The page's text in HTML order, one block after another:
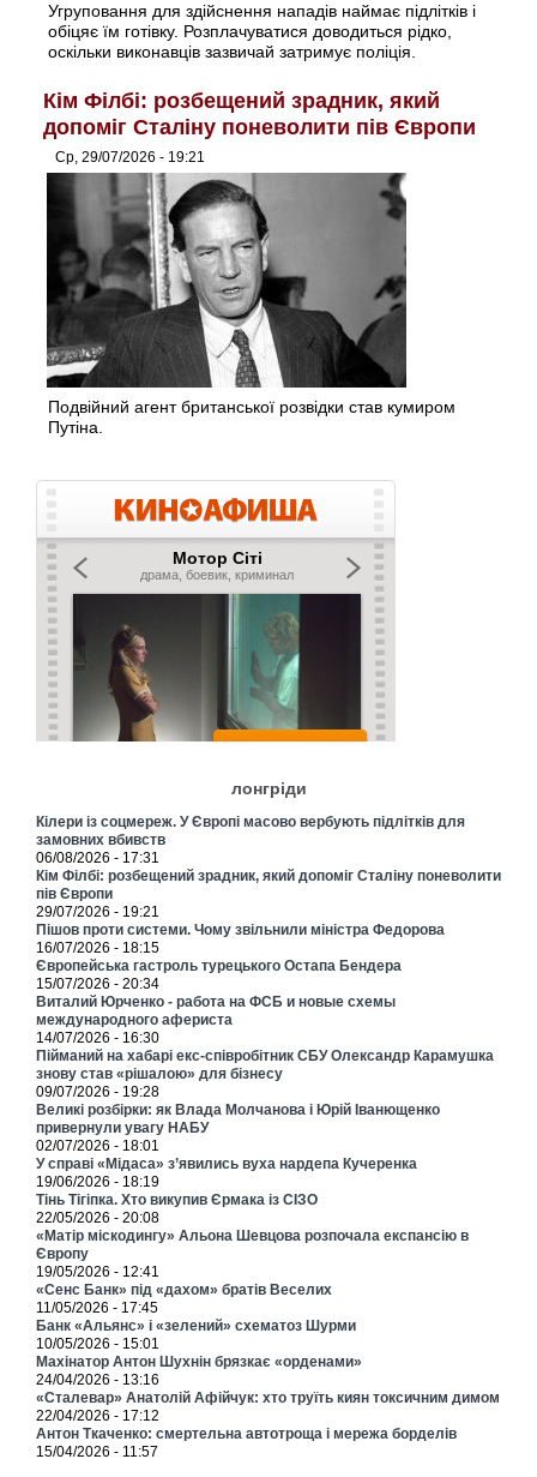
Угруповання для здійснення нападів наймає підлітків і
обіцяє їм готівку. Розплачуватися доводиться рідко,
оскільки виконавців зазвичай затримує поліція.
Кім Філбі: розбещений зрадник, який
допоміг Сталіну поневолити пів Європи
Ср, 29/07/2026 - 19:21
Подвійний агент британської розвідки став кумиром
Путіна.
лонгріди
Кілери із соцмереж. У Європі масово вербують підлітків для
замовних вбивств
06/08/2026 - 17:31
Кім Філбі: розбещений зрадник, який допоміг Сталіну поневолити
пів Європи
29/07/2026 - 19:21
Пішов проти системи. Чому звільнили міністра Федорова
16/07/2026 - 18:15
Європейська гастроль турецького Остапа Бендера
15/07/2026 - 20:34
Виталий Юрченко - работа на ФСБ и новые схемы
международного афериста
14/07/2026 - 16:30
Пійманий на хабарі екс-співробітник СБУ Олександр Карамушка
знову став «рішалою» для бізнесу
09/07/2026 - 19:28
Великі розбірки: як Влада Молчанова і Юрій Іванющенко
привернули увагу НАБУ
02/07/2026 - 18:01
У справі «Мідаса» з’явились вуха нардепа Кучеренка
19/06/2026 - 18:19
Тінь Тігіпка. Хто викупив Єрмака із СІЗО
22/05/2026 - 20:08
«Матір міскодингу» Альона Шевцова розпочала експансію в
Європу
19/05/2026 - 12:41
«Сенс Банк» під «дахом» братів Веселих
11/05/2026 - 17:45
Банк «Альянс» і «зелений» схематоз Шурми
10/05/2026 - 15:01
Махінатор Антон Шухнін брязкає «орденами»
24/04/2026 - 13:16
«Сталевар» Анатолій Афійчук: хто труїть киян токсичним димом
22/04/2026 - 17:12
Антон Ткаченко: смертельна автотроща і мережа борделів
15/04/2026 - 11:57